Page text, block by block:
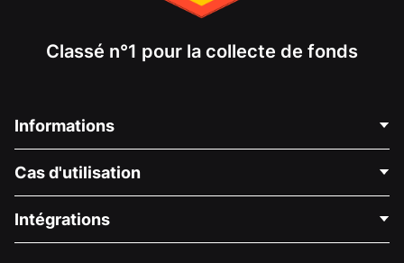
Classé n°1 pour la collecte de fonds
Informations
À propos de nous
Carrières
Cas d'utilisation
Collecte de fonds médicale
Intégrations